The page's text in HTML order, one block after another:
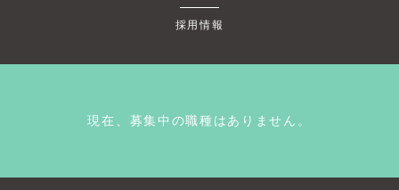
採用情報
現在、募集中の職種はありません。